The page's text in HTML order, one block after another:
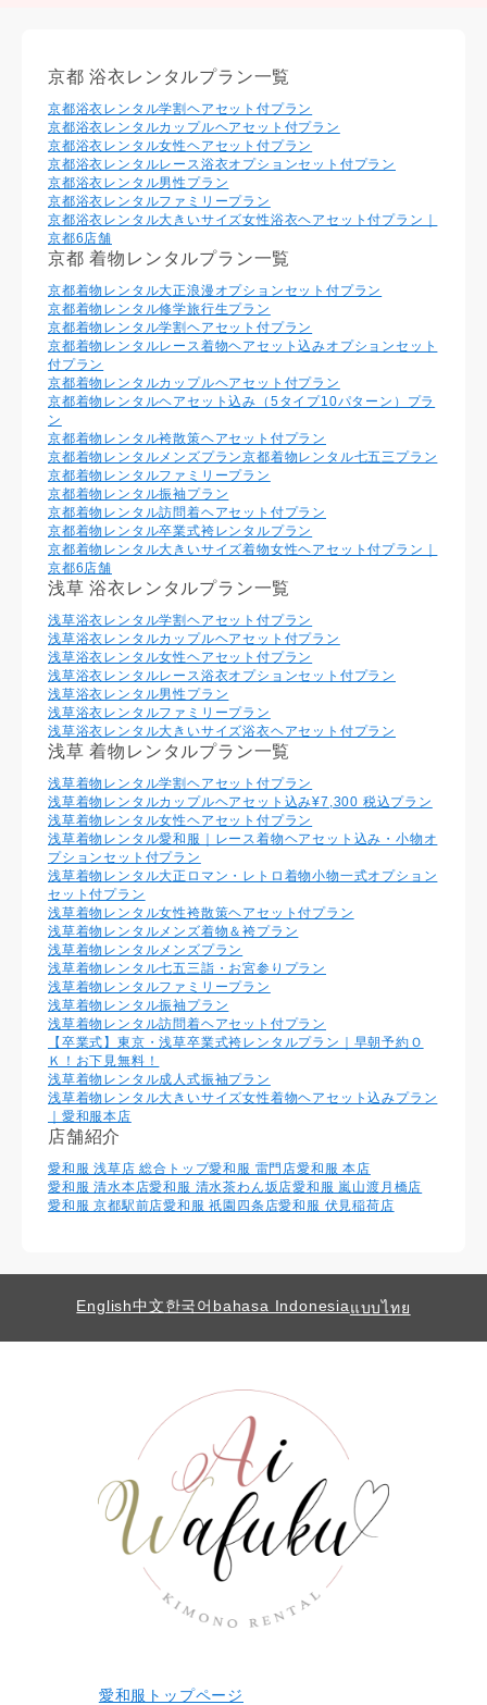
京都 浴衣レンタルプラン一覧
京都浴衣レンタル学割ヘアセット付プラン
京都浴衣レンタルカップルヘアセット付プラン
京都浴衣レンタル⼥性ヘアセット付プラン
京都浴衣レンタルレース浴衣オプションセット付プラン
京都浴衣レンタル男性プラン
京都浴衣レンタルファミリープラン
京都浴衣レンタル大きいサイズ女性浴衣ヘアセット付プラン｜
京都6店舗
京都 着物レンタルプラン一覧
京都着物レンタル大正浪漫オプションセット付プラン
京都着物レンタル修学旅行生プラン
京都着物レンタル学割ヘアセット付プラン
京都着物レンタルレース着物ヘアセット込みオプションセット
付プラン
京都着物レンタルカップルヘアセット付プラン
京都着物レンタルヘアセット込み（5タイプ10パターン）プラ
ン
京都着物レンタル袴散策ヘアセット付プラン
京都着物レンタルメンズプラン京都着物レンタル七五三プラン
京都着物レンタルファミリープラン
京都着物レンタル振袖プラン
京都着物レンタル訪問着ヘアセット付プラン
京都着物レンタル卒業式袴レンタルプラン
京都着物レンタル大きいサイズ着物女性ヘアセット付プラン｜
京都6店舗
浅草 浴衣レンタルプラン一覧
浅草浴衣レンタル学割ヘアセット付プラン
浅草浴衣レンタルカップルヘアセット付プラン
浅草浴衣レンタル⼥性ヘアセット付プラン
浅草浴衣レンタルレース浴衣オプションセット付プラン
浅草浴衣レンタル男性プラン
浅草浴衣レンタルファミリープラン
浅草浴衣レンタル大きいサイズ浴衣ヘアセット付プラン
浅草 着物レンタルプラン一覧
浅草着物レンタル学割ヘアセット付プラン
浅草着物レンタルカップルヘアセット込み¥7,300 税込プラン
浅草着物レンタル⼥性ヘアセット付プラン
浅草着物レンタル愛和服｜レース着物ヘアセット込み・小物オ
プションセット付プラン
浅草着物レンタル大正ロマン・レトロ着物小物一式オプション
セット付プラン
浅草着物レンタル女性袴散策ヘアセット付プラン
浅草着物レンタルメンズ着物＆袴プラン
浅草着物レンタルメンズプラン
浅草着物レンタル七五三詣・お宮参りプラン
浅草着物レンタルファミリープラン
浅草着物レンタル振袖プラン
浅草着物レンタル訪問着ヘアセット付プラン
【卒業式】東京・浅草卒業式袴レンタルプラン｜早朝予約Ｏ
Ｋ！お下見無料！
浅草着物レンタル成人式振袖プラン
浅草着物レンタル大きいサイズ女性着物ヘアセット込みプラン
｜愛和服本店
店舗紹介
愛和服 浅草店 総合トップ愛和服 雷門店愛和服 本店
愛和服 清水本店愛和服 清水茶わん坂店愛和服 嵐山渡月橋店
愛和服 京都駅前店愛和服 祇園四条店愛和服 伏見稲荷店
English中文한국어 bahasa Indonesiaแบบไทย
愛和服トップページ